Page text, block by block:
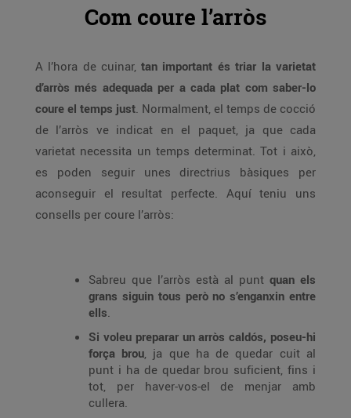
Com coure l’arròs
A l’hora de cuinar, tan important és triar la varietat
d’arròs més adequada per a cada plat com saber-lo
coure el temps just. Normalment, el temps de cocció
de l’arròs ve indicat en el paquet, ja que cada
varietat necessita un temps determinat. Tot i això,
es poden seguir unes directrius bàsiques per
aconseguir el resultat perfecte. Aquí teniu uns
consells per coure l’arròs:
Sabreu que l’arròs està al punt quan els
grans siguin tous però no s’enganxin entre
ells.
Si voleu preparar un arròs caldós, poseu-hi
força brou, ja que ha de quedar cuit al
punt i ha de quedar brou suficient, fins i
tot, per haver-vos-el de menjar amb
cullera.